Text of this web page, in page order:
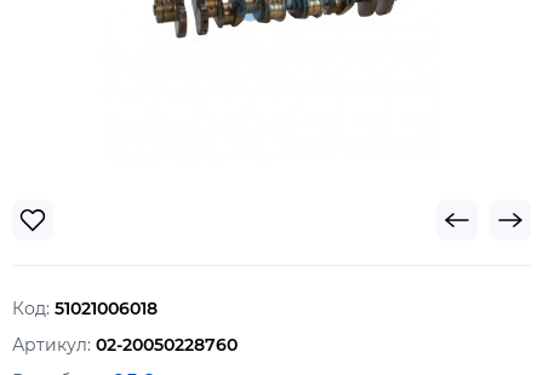
Код: 51021006018
Артикул: 02-20050228760